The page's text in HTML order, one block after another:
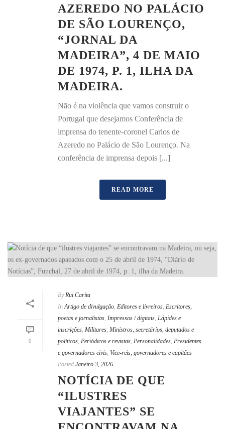
AZEREDO NO PALÁCIO
DE SÃO LOURENÇO,
“JORNAL DA
MADEIRA”, 4 DE MAIO
DE 1974, P. 1, ILHA DA
MADEIRA.
Não é na violência que vamos construir o
Portugal que desejamos Conferência de
imprensa do tenente-coronel Carlos de
Azeredo no Palácio de São Lourenço. Na
conferência de imprensa depois [...]
READ MORE
0
By Rui Carita
In Artigo de divulgação, Editores e livreiros, Escritores,
poetas e jornalistas, Impressos / digitais, Lápides e
inscrições, Militares, Ministros, secretários, deputados e
políticos, Periódicos e revistas, Personalidades, Presidentes
e governadores civis, Vice-reis, governadores e capitães
Posted Janeiro 3, 2026
NOTÍCIA DE QUE
“ILUSTRES
VIAJANTES” SE